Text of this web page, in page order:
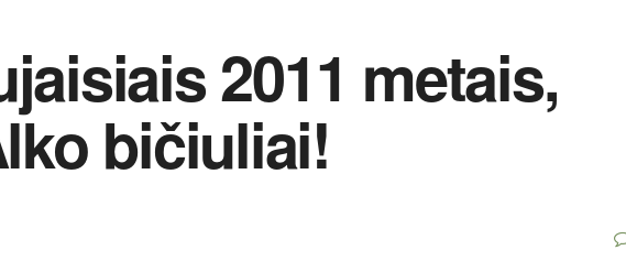
2011 metais,
bičiuliai!